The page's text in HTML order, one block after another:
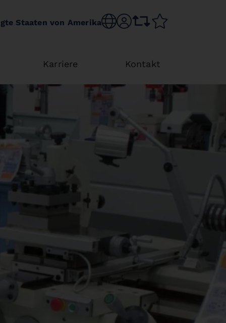
Staaten von Amerika Choose language
sr.accountcomparison list
Karriere Kontakt